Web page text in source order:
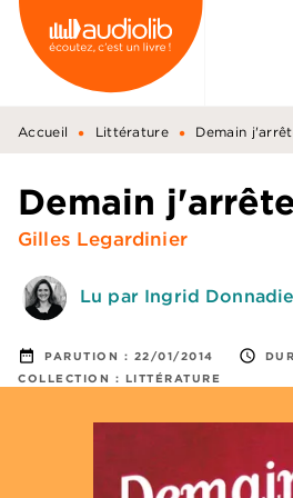
MENU RECHERCHE
PIED DE PAGE
Accueil • Littérature • Demain
Demain
Gilles Legardinier
Lu par Ingrid
date_range PARUTION : 22/01/2014 access_time
COLLECTION : LITTÉRATURE